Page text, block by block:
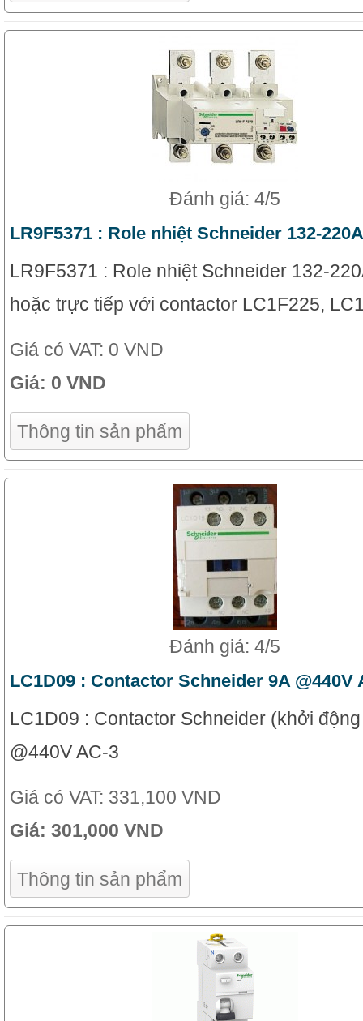
Đánh giá: 4/5
LR9F5371 : Role nhiệt Schneider 132-220A
LR9F5371 : Role nhiệt Schneider 132-
hoặc trực tiếp với contactor LC1F225,
Giá có VAT: 0 VND
Giá: 0 VND
Thông tin sản phẩm
Đánh giá: 4/5
LC1D09 : Contactor Schneider 9A @440V
LC1D09 : Contactor Schneider (khởi
@440V AC-3
Giá có VAT: 331,100 VND
Giá: 301,000 VND
Thông tin sản phẩm